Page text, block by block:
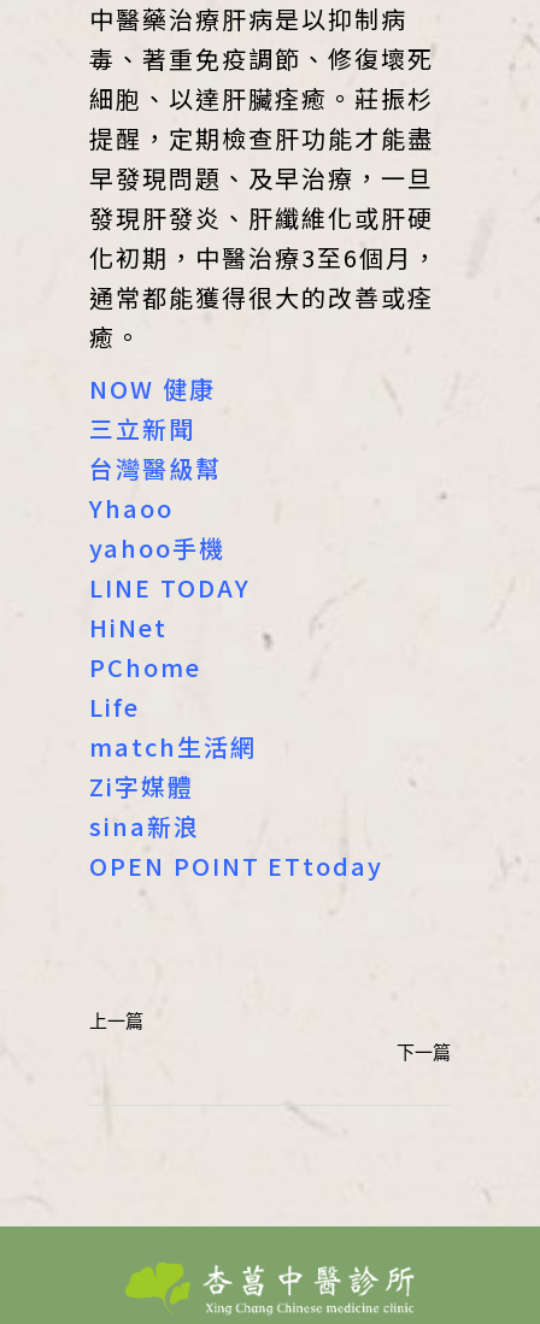
中醫藥治療肝病是以抑制病
毒、著重免疫調節、修復壞死
細胞、以達肝臟痊癒。莊振杉
提醒，定期檢查肝功能才能盡
早發現問題、及早治療，一旦
發現肝發炎、肝纖維化或肝硬
化初期，中醫治療3至6個月，
通常都能獲得很大的改善或痊
癒。
NOW 健康
三立新聞
台灣醫級幫
Yhaoo
yahoo手機
LINE TODAY
HiNet
PChome
Life
match生活網
Zi字媒體
sina新浪
OPEN POINT ETtoday